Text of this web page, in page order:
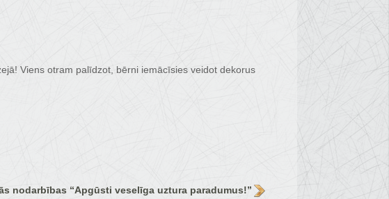
Viens otram palīdzot, bērni iemācīsies veidot dekorus
nodarbības “Apgūsti veselīga uztura paradumus!”